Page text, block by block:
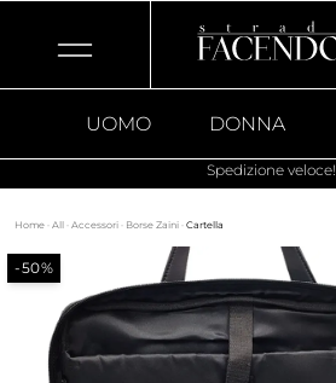
UOMO DONNA
Spedizione veloce!
Home · All · Accessori · Borse Zaini · Cartella
-50%